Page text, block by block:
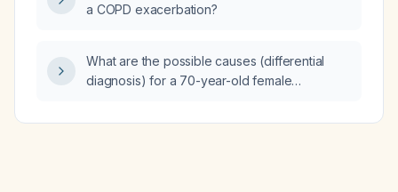
a COPD exacerbation?
What are the possible causes (differential
diagnosis) for a 70-year-old female
and abdominal cramping?